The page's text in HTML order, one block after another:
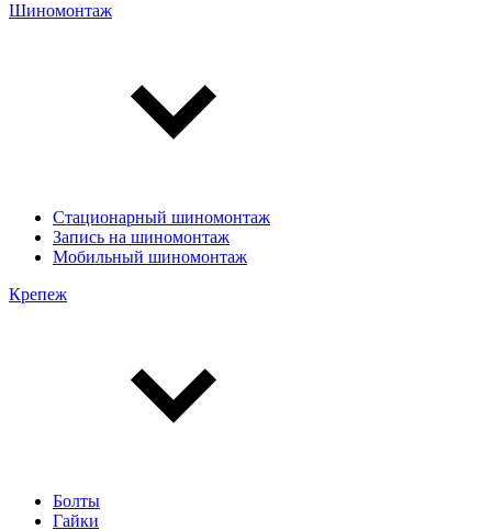
Шиномонтаж
Стационарный шиномонтаж
Запись на шиномонтаж
Мобильный шиномонтаж
Крепеж
Болты
Гайки